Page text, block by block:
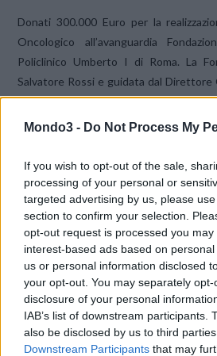
Mondo3 - Do Not Process My
If you wish to opt-out of the sale,
processing of your personal or
targeted advertising by us, please
section to confirm your selection.
opt-out request is processed you may
interest-based ads based on
us or personal information disclosed
your opt-out. You may separately
disclosure of your personal
IAB’s list of downstream participants.
also be disclosed by us to third
Downstream Participants that may
VIEW POST
Donati 300.000 Euro per la
Oncologico all’avanguardia
Policlinico Umberto I di Roma. La
Salvatore Rossi e guidata dal Direttore
sosterrà il ‘Progetto Oncologia 2022’ …